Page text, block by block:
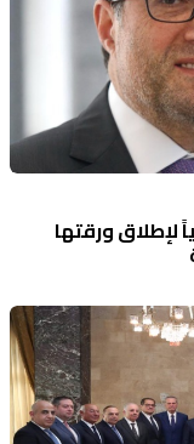
لإطلاق ورقتها